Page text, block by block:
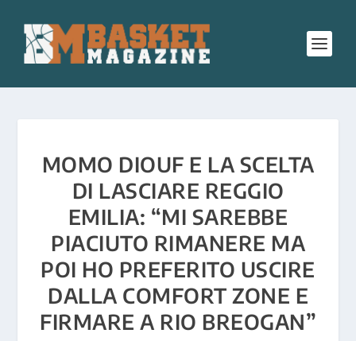
MOMO DIOUF E LA SCELTA
DI LASCIARE REGGIO
EMILIA: “MI SAREBBE
PIACIUTO RIMANERE MA
POI HO PREFERITO USCIRE
DALLA COMFORT ZONE E
FIRMARE A RIO BREOGAN”